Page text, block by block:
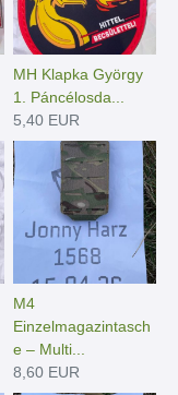
MH Klapka György
1. Páncélosda...
5,40 EUR
M4
Einzelmagazintasch
e – Multi...
8,60 EUR